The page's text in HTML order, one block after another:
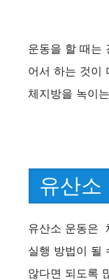
운동을 할 때는
어서 하는 것이
체지방을 녹이
유산소
유산소 운동은
실행 방법이 될
않다면 되도록